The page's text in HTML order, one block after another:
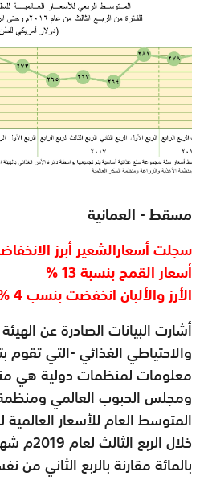
مسقط - العمانية
أسعار القمح بنسبة 13 %
الأرز والألبان انخفضت بنسب 4 % و1 %على التوالي
أشارت البيانات الصادرة عن
والاحتياطي الغذائي -التي
معلومات لمنظمات دولية هي
ومجلس الحبوب العالمي ومنظمة
المتوسط العام للأسعار
بالمائة مقارنة بالربع الثاني من